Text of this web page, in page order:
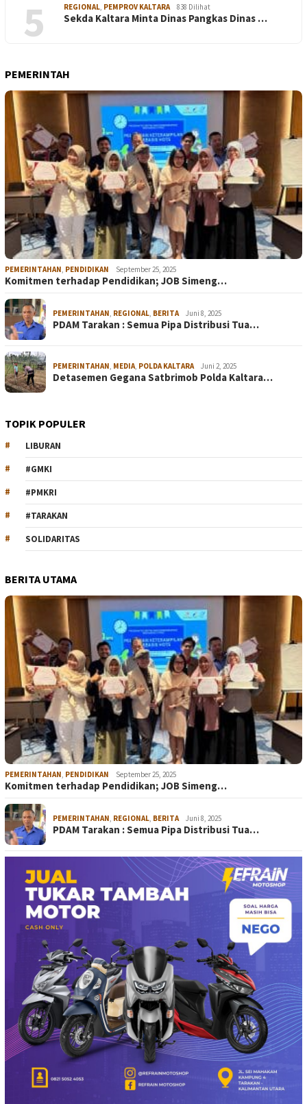
5 REGIONAL PEMPROV KALTARA 838 Dilihat
Sekda Kaltara Minta Dinas Pangkas Dinas …
PEMERINTAH
PEMERINTAHAN PENDIDIKAN September 25, 2025
Komitmen terhadap Pendidikan; JOB Simeng…
PEMERINTAHAN REGIONAL BERITA Juni 8, 2025
PDAM Tarakan : Semua Pipa Distribusi Tua…
PEMERINTAHAN MEDIA POLDA KALTARA Juni 2, 2025
Detasemen Gegana Satbrimob Polda Kaltara…
TOPIK POPULER
LIBURAN
#GMKI
#PMKRI
#TARAKAN
SOLIDARITAS
BERITA UTAMA
PEMERINTAHAN PENDIDIKAN September 25, 2025
Komitmen terhadap Pendidikan; JOB Simeng…
PEMERINTAHAN REGIONAL BERITA Juni 8, 2025
PDAM Tarakan : Semua Pipa Distribusi Tua…